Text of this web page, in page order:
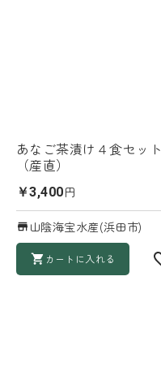
あなご茶漬け４食セット
（産直）
￥3,400円
山陰海宝水産(浜田市)
カートに入れる